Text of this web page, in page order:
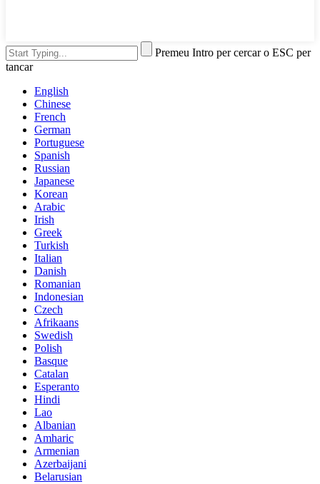
Premeu Intro per cercar o ESC per
tancar
English
Chinese
French
German
Portuguese
Spanish
Russian
Japanese
Korean
Arabic
Irish
Greek
Turkish
Italian
Danish
Romanian
Indonesian
Czech
Afrikaans
Swedish
Polish
Basque
Catalan
Esperanto
Hindi
Lao
Albanian
Amharic
Armenian
Azerbaijani
Belarusian